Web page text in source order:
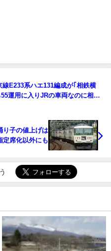
線E233系ハエ131編成が｢相鉄横
運用に入りJRの車両なのに相鉄
り子の値上げは
定席化以外にも